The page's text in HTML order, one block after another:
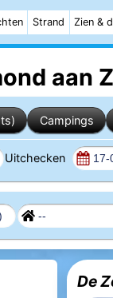
Strand Zien &
aan
Campings
Uitchecken
De